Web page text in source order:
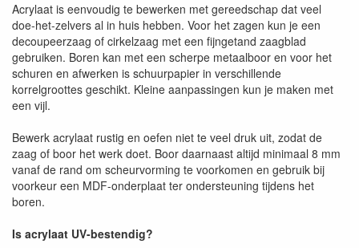
Acrylaat is eenvoudig te bewerken met gereedschap dat veel
doe-het-zelvers al in huis hebben. Voor het zagen kun je een
decoupeerzaag of cirkelzaag met een fijngetand zaagblad
gebruiken. Boren kan met een scherpe metaalboor en voor het
schuren en afwerken is schuurpapier in verschillende
korrelgroottes geschikt. Kleine aanpassingen kun je maken met
een vijl.
Bewerk acrylaat rustig en oefen niet te veel druk uit, zodat de
zaag of boor het werk doet. Boor daarnaast altijd minimaal 8 mm
vanaf de rand om scheurvorming te voorkomen en gebruik bij
voorkeur een MDF-onderplaat ter ondersteuning tijdens het
boren.
Is acrylaat UV-bestendig?